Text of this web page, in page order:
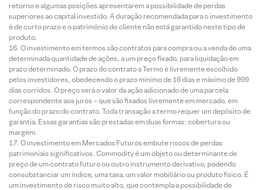
retorno e algumas posições apresentarem a possibilidade de perdas
superiores ao capital investido. A duração recomendada para o investimento
é de curto prazo e o patrimônio do cliente não está garantido neste tipo de
produto.
O investimento em termos são contratos para compra ou a venda de uma
determinada quantidade de ações, a um preço fixado, para liquidação em
prazo determinado. O prazo do contrato a Termo é livremente escolhido
pelos investidores, obedecendo o prazo mínimo de 16 dias e máximo de 999
dias corridos. O preço será o valor da ação adicionado de uma parcela
correspondente aos juros – que são fixados livremente em mercado, em
função do prazo do contrato. Toda transação a termo requer um depósito de
garantia. Essas garantias são prestadas em duas formas: cobertura ou
margem.
O investimento em Mercados Futuros embute riscos de perdas
patrimoniais significativos. Commodity é um objeto ou determinante de
preço de um contrato futuro ou outro instrumento derivativo, podendo
consubstanciar um índice, uma taxa, um valor mobiliário ou produto físico. É
um investimento de risco muito alto, que contempla a possibilidade de